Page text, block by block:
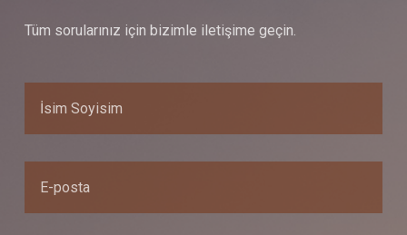
Tüm sorularınız için bizimle iletişime geçin.